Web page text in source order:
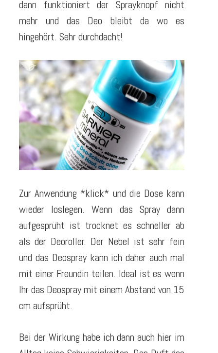
dann funktioniert der Sprayknopf nicht
mehr und das Deo bleibt da wo es
hingehört. Sehr durchdacht!
Zur Anwendung *klick* und die Dose kann
wieder loslegen. Wenn das Spray dann
aufgesprüht ist trocknet es schneller ab
als der Deoroller. Der Nebel ist sehr fein
und das Deospray kann ich daher auch mal
mit einer Freundin teilen. Ideal ist es wenn
Ihr das Deospray mit einem Abstand von 15
cm aufsprüht.
Bei der Wirkung habe ich dann auch hier im